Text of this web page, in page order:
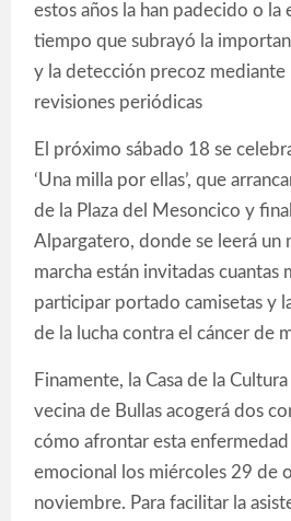
estos años la han padecido o la
tiempo que subrayó la
y la detección precoz mediante
revisiones periódicas
El próximo sábado 18 se
‘Una milla por ellas’, que
de la Plaza del Mesoncico y
Alpargatero, donde se leerá un
marcha están invitadas cuantas
participar portado camisetas y
de la lucha contra el cáncer de
Finamente, la Casa de la
vecina de Bullas acogerá dos
cómo afrontar esta
emocional los miércoles 29 de
noviembre. Para facilitar la